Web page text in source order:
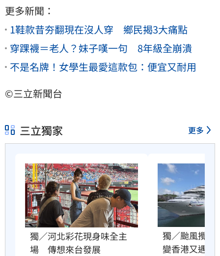
更多新聞：
1鞋款昔夯翻現在沒人穿 鄉民揭3大痛點
穿踝襪＝老人？妹子嘆一句 8年級全崩潰
不是名牌！女學生最愛這款包：便宜又耐用
©三立新聞台
三立獨家 更多
獨／河北彩花現身味全主
場　傳想來台發展
獨／颱風攪局
變香港又遇故